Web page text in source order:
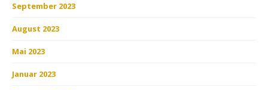
September 2023
August 2023
Mai 2023
Januar 2023